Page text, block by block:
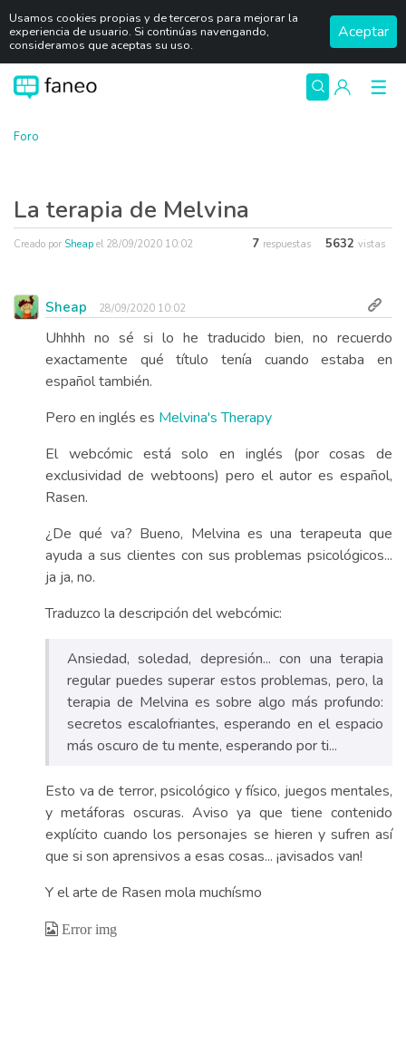
Usamos cookies propias y de terceros para mejorar la
experiencia de usuario. Si continúas navengando,
consideramos que aceptas su uso.
Aceptar
Foro
La terapia de Melvina
Creado por Sheap el 28/09/2020 10:02 7 respuestas 5632 vistas
Sheap 28/09/2020 10:02
Uhhhh no sé si lo he traducido bien, no recuerdo
exactamente qué título tenía cuando estaba en
español también.
Pero en inglés es Melvina's Therapy
El webcómic está solo en inglés (por cosas de
exclusividad de webtoons) pero el autor es español,
Rasen.
¿De qué va? Bueno, Melvina es una terapeuta que
ayuda a sus clientes con sus problemas psicológicos...
ja ja, no.
Traduzco la descripción del webcómic:
Ansiedad, soledad, depresión... con una terapia
regular puedes superar estos problemas, pero, la
terapia de Melvina es sobre algo más profundo:
secretos escalofriantes, esperando en el espacio
más oscuro de tu mente, esperando por ti...
Esto va de terror, psicológico y físico, juegos mentales,
y metáforas oscuras. Aviso ya que tiene contenido
explícito cuando los personajes se hieren y sufren así
que si son aprensivos a esas cosas... ¡avisados van!
Y el arte de Rasen mola muchísmo